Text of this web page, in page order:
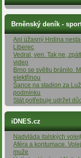
Brněnský deník -
Ani úžasný Hrdina
Liberec
Vedral, ven. Tak ne,
video
Brno se světlu bránilo.
elektřinou
Šance na stadion za
podmínku
Stát potřebuje udržet
iDNES.cz
Nadvláda italských
Aféra a kontumace.
muže